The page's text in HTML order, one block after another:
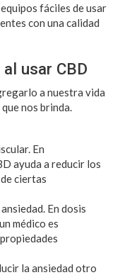
fáciles de usar
con una calidad
usar CBD
a nuestra vida
nos brinda.
En
ayuda a reducir los
ciertas
En dosis
médico es
la ansiedad otro